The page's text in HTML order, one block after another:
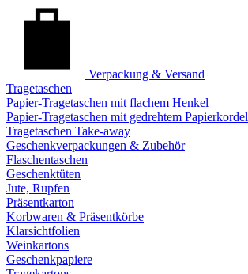
Verpackung & Versand
Tragetaschen
Papier-Tragetaschen mit flachem Henkel
Papier-Tragetaschen mit gedrehtem Papierkordel
Tragetaschen Take-away
Geschenkverpackungen & Zubehör
Flaschentaschen
Geschenktüten
Jute, Rupfen
Präsentkarton
Korbwaren & Präsentkörbe
Klarsichtfolien
Weinkartons
Geschenkpapiere